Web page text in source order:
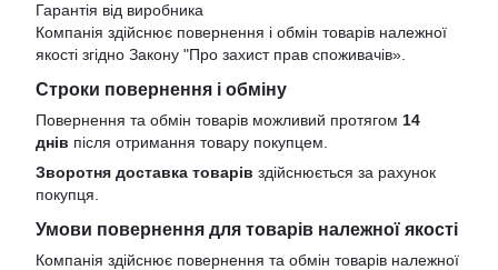
Гарантія від виробника
Компанія здійснює повернення і обмін товарів належної
якості згідно Закону "Про захист прав споживачів».
Строки повернення і обміну
Повернення та обмін товарів можливий протягом 14
днів після отримання товару покупцем.
Зворотня доставка товарів здійснюється за рахунок
покупця.
Умови повернення для товарів належної якості
Компанія здійснює повернення та обмін товарів належної